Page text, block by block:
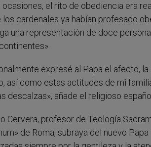
ocasiones, el rito de obediencia era
los cardenales ya habían profesado
una representación de doce
expresé al Papa el afecto,
así como estas actitudes de mi
descalzas», añade el religioso
Cervera, profesor de Teología
de Roma, subraya del nuevo